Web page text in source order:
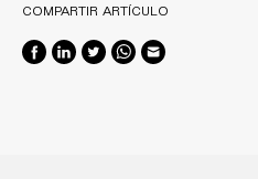
COMPARTIR ARTÍCULO